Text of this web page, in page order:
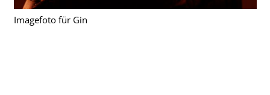
Imagefoto für Gin